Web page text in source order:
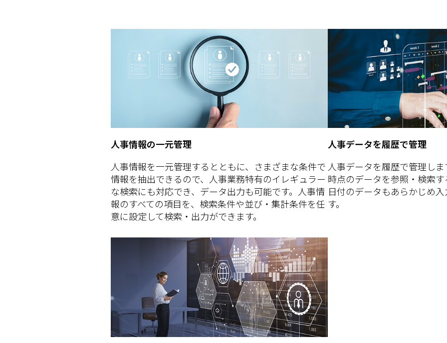
人事情報の一元管理
人事情報を一元管理するとともに、さまざまな条件で
情報を抽出できるので、人事業務特有のイレギュラー
な検索にも対応でき、データ出力も可能です。人事情
報のすべての項目を、検索条件や並び・集計条件を任
意に設定して検索・出力ができます。
人事データを履歴で管理
人事データを履歴で管理し
時点のデータを参照・検索
日付のデータもあらかじめ
す。